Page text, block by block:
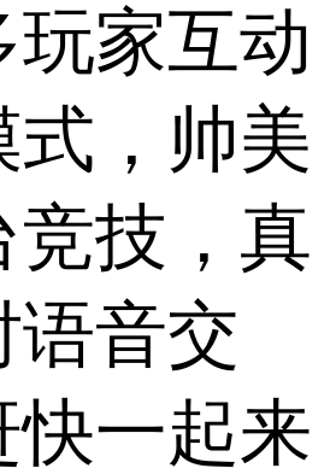
玩家互动
式，帅美
竞技，真
语音交
快一起来